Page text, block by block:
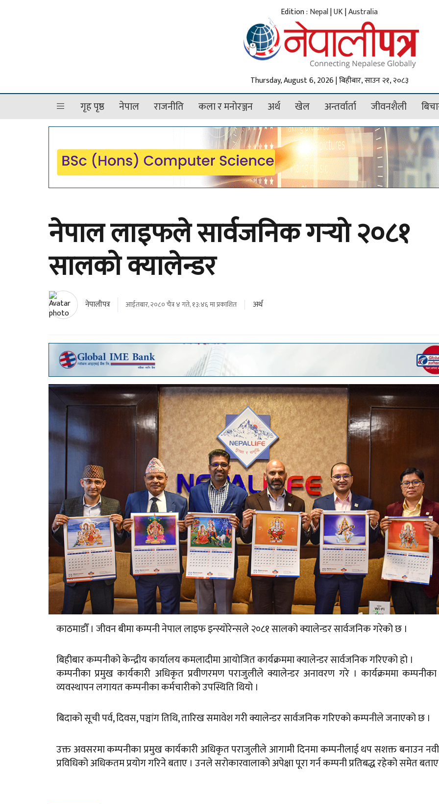
Edition : Nepal|UK|Australia
Thursday, August 6, 2026 | बिहीबार, साउन २१, २०८३
गृह पृष्ठ नेपाल राजनीति कला र मनोरञ्जन अर्थ खेल अन्तर्वार्ता जीवनशैली
नेपाल लाइफले सार्वजनिक गर्‍यो २०८१
सालको क्यालेन्डर
नेपालीपत्र आईतबार, २०८० चैत्र ४ गते, १३:४६ मा प्रकाशित अर्थ
काठमाडौँ । जीवन बीमा कम्पनी नेपाल लाइफ इन्स्योरेन्सले २०८१ सालको क्यालेन्डर सार्वजनिक गरेको छ ।
बिहीबार कम्पनीको केन्द्रीय कार्यालय कमलादीमा आयोजित कार्यक्रममा क्यालेन्डर सार्वजनिक गरिएको हो ।
कम्पनीका प्रमुख कार्यकारी अधिकृत प्रवीणरमण पराजुलीले क्यालेन्डर अनावरण गरे । कार्यक्रममा
व्यवस्थापन लगायत कम्पनीका कर्मचारीको उपस्थिति थियो ।
बिदाको सूची पर्व, दिवस, पञ्चांग तिथि, तारिख समावेश गरी क्यालेन्डर सार्वजनिक गरिएको कम्पनीले जनाएको छ ।
उक्त अवसरमा कम्पनीका प्रमुख कार्यकारी अधिकृत पराजुलीले आगामी दिनमा कम्पनीलाई थप सशक्त बनाउन
प्रविधिको अधिकतम प्रयोग गरिने बताए । उनले सरोकारवालाको अपेक्षा पूरा गर्न कम्पनी प्रतिबद्ध रहेको समेत